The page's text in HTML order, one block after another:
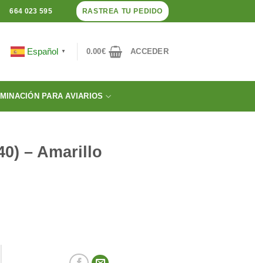
664 023 595 RASTREA TU PEDIDO
Español ▼ 0.00€ ACCEDER
PARA AVIARIOS
– Amarillo